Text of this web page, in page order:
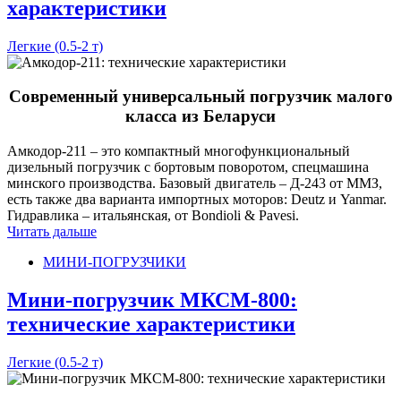
характеристики
Легкие (0.5-2 т)
Современный универсальный погрузчик малого
класса из Беларуси
Амкодор-211 – это компактный многофункциональный
дизельный погрузчик с бортовым поворотом, спецмашина
минского производства. Базовый двигатель – Д-243 от ММЗ,
есть также два варианта импортных моторов: Deutz и Yanmar.
Гидравлика – итальянская, от Bondioli & Pavesi.
Читать дальше
МИНИ-ПОГРУЗЧИКИ
Мини-погрузчик МКСМ-800:
технические характеристики
Легкие (0.5-2 т)